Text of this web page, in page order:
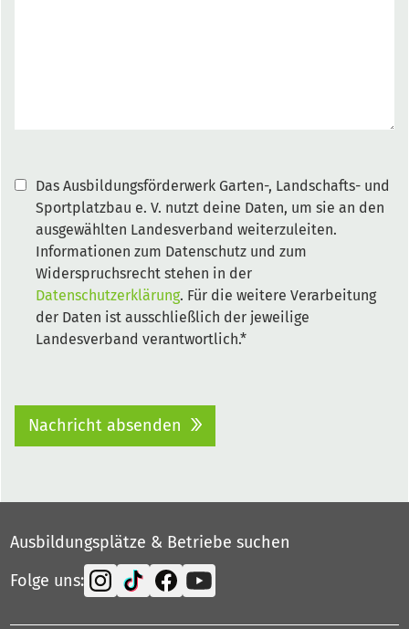
Das Ausbildungsförderwerk Garten-, Landschafts- und
Sportplatzbau e. V. nutzt deine Daten, um sie an den
ausgewählten Landesverband weiterzuleiten.
Informationen zum Datenschutz und zum
Widerspruchsrecht stehen in der
Datenschutzerklärung. Für die weitere Verarbeitung
der Daten ist ausschließlich der jeweilige
Landesverband verantwortlich.*
Nachricht absenden
Ausbildungsplätze & Betriebe suchen
Folge uns: